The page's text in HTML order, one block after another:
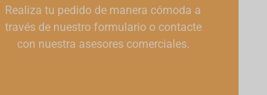
Realiza tu pedido de manera cómoda a
través de nuestro formulario o contacte
con nuestra asesores comerciales.